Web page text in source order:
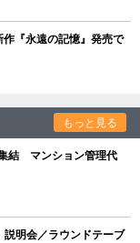
『永遠の記憶』発売で
もっと見る
結 マンション管理代
明会／ラウンドテーブ